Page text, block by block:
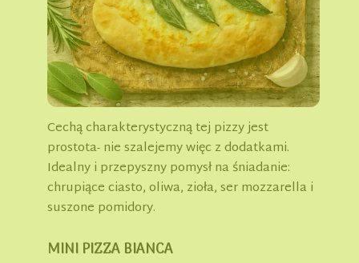
Cechą charakterystyczną tej pizzy jest
prostota- nie szalejemy więc z dodatkami.
Idealny i przepyszny pomysł na śniadanie:
chrupiące ciasto, oliwa, zioła, ser mozzarella i
suszone pomidory.
MINI PIZZA BIANCA